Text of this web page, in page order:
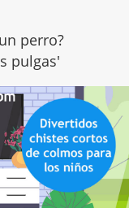
perro?
pulgas'